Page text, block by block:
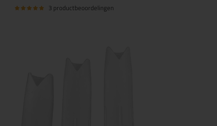
3 productbeoordelingen